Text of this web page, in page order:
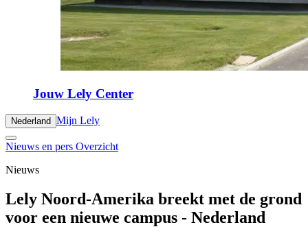
Jouw Lely Center
Nederland Mijn Lely
Nieuws en pers Overzicht
Nieuws
Lely Noord-Amerika breekt met de grond
voor een nieuwe campus - Nederland